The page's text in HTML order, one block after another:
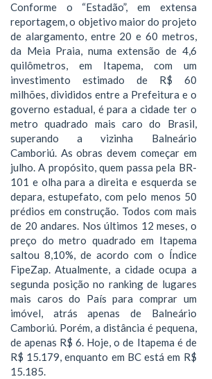
Conforme o “Estadão”, em extensa
reportagem, o objetivo maior do projeto
de alargamento, entre 20 e 60 metros,
da Meia Praia, numa extensão de 4,6
quilômetros, em Itapema, com um
investimento estimado de R$ 60
milhões, divididos entre a Prefeitura e o
governo estadual, é para a cidade ter o
metro quadrado mais caro do Brasil,
superando a vizinha Balneário
Camboriú. As obras devem começar em
julho. A propósito, quem passa pela BR-
101 e olha para a direita e esquerda se
depara, estupefato, com pelo menos 50
prédios em construção. Todos com mais
de 20 andares. Nos últimos 12 meses, o
preço do metro quadrado em Itapema
saltou 8,10%, de acordo com o Índice
FipeZap. Atualmente, a cidade ocupa a
segunda posição no ranking de lugares
mais caros do País para comprar um
imóvel, atrás apenas de Balneário
Camboriú. Porém, a distância é pequena,
de apenas R$ 6. Hoje, o de Itapema é de
R$ 15.179, enquanto em BC está em R$
15.185.